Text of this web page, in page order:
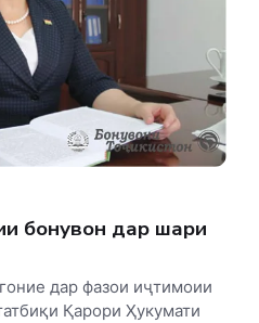
бонувон дар шаҳри
дар фазои иҷтимоии
Қарори Ҳукумати